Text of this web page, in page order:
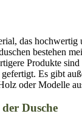
das
bestehen
Produkte sind
Es gibt
oder Modelle
Dusche